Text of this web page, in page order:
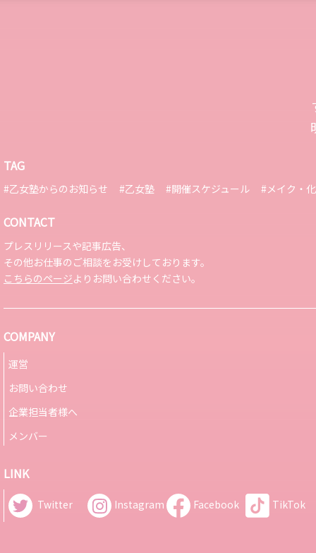
TAG
#乙女塾からのお知らせ #乙女塾 #開催スケジュール #メイク・
CONTACT
プレスリリースや記事広告、
その他お仕事のご相談をお受けしております。
こちらのページよりお問い合わせください。
COMPANY
運営
お問い合わせ
企業担当者様へ
メンバー
LINK
Twitter Instagram Facebook TikTok